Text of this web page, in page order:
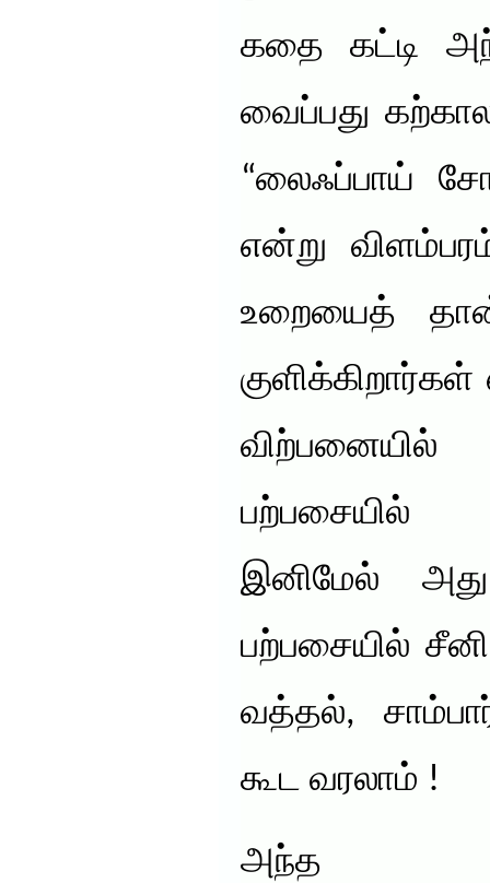
கதை கட்டி
வைப்பது
“லைஃப்பாய்
என்று
உறையைத்
விற்பனையில்
பற்பசையில்
இனிமேல்
பற்பசையில்
வத்தல்,
கூட வரலாம் !
அந்த